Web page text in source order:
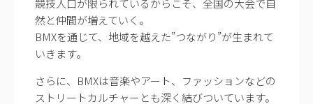
競技人口が限られているからこそ、全国の大会で自
然と仲間が増えていく。
BMXを通じて、地域を越えた”つながり”が生まれて
いきます。
さらに、BMXは音楽やアート、ファッションなどの
ストリートカルチャーとも深く結びついています。